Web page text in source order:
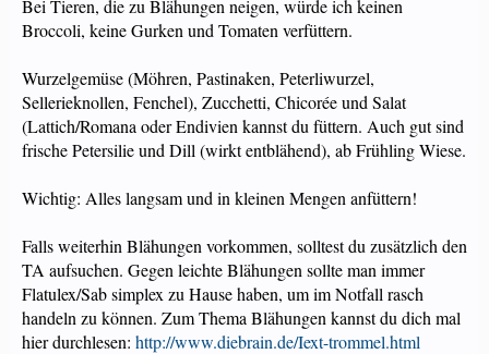
Bei Tieren, die zu Blähungen neigen, würde ich keinen
Broccoli, keine Gurken und Tomaten verfüttern.
Wurzelgemüse (Möhren, Pastinaken, Peterliwurzel,
Sellerieknollen, Fenchel), Zucchetti, Chicorée und Salat
(Lattich/Romana oder Endivien kannst du füttern. Auch gut sind
frische Petersilie und Dill (wirkt entblähend), ab Frühling Wiese.
Wichtig: Alles langsam und in kleinen Mengen anfüttern!
Falls weiterhin Blähungen vorkommen, solltest du zusätzlich den
TA aufsuchen. Gegen leichte Blähungen sollte man immer
Flatulex/Sab simplex zu Hause haben, um im Notfall rasch
handeln zu können. Zum Thema Blähungen kannst du dich mal
hier durchlesen: http://www.diebrain.de/Iext-trommel.html